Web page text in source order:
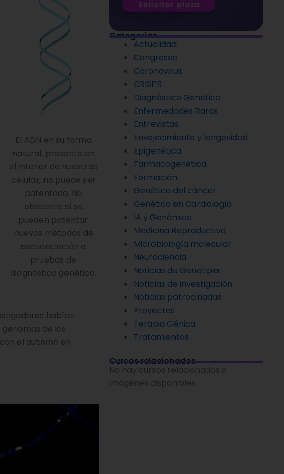
El ADN en su forma
natural, presente en
el interior de nuestras
células, no puede ser
patentado. No
obstante, sí se
pueden patentar
nuevos métodos de
secuenciación o
pruebas de
diagnóstico genético.
habían
de los
el autismo en
Categorías
Actualidad
Congresos
Coronavirus
CRISPR
Diagnóstico Genético
Enfermedades Raras
Entrevistas
Envejecimiento y longevidad
Epigenética
Farmacogenética
Formación
Genética del cáncer
Genética en Cardiología
IA y Genómica
Medicina Reproductiva
Microbiología molecular
Neurociencia
Noticias de Genotipia
Noticias de investigación
Noticias patrocinadas
Proyectos
Terapia Génica
Tratamientos
Cursos relacionados
No hay cursos relacionados o
imágenes disponibles.